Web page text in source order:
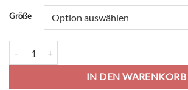
Größe
IN DEN WARENKORB
Alternative: